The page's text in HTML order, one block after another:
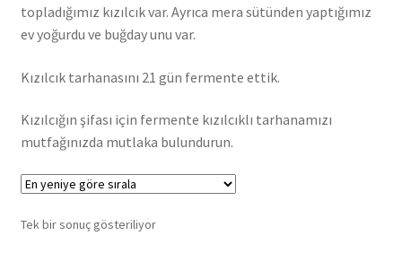
topladığımız kızılcık var. Ayrıca mera sütünden yaptığımız
ev yoğurdu ve buğday unu var.
Kızılcık tarhanasını 21 gün fermente ettik.
Kızılcığın şifası için fermente kızılcıklı tarhanamızı
mutfağınızda mutlaka bulundurun.
Tek bir sonuç gösteriliyor